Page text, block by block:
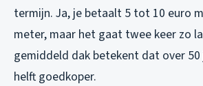
termijn. Ja, je betaalt 5 tot 10 euro
meter, maar het gaat twee keer zo
gemiddeld dak betekent dat over
helft goedkoper.